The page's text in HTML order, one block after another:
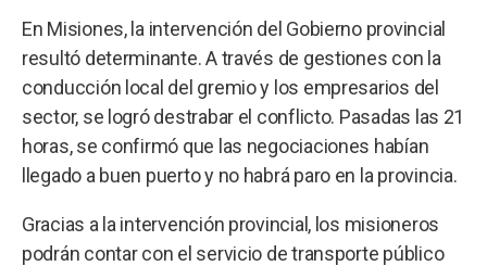
En Misiones, la intervención del Gobierno provincial
resultó determinante. A través de gestiones con la
conducción local del gremio y los empresarios del
sector, se logró destrabar el conflicto. Pasadas las 21
horas, se confirmó que las negociaciones habían
llegado a buen puerto y no habrá paro en la provincia.
Gracias a la intervención provincial, los misioneros
podrán contar con el servicio de transporte público